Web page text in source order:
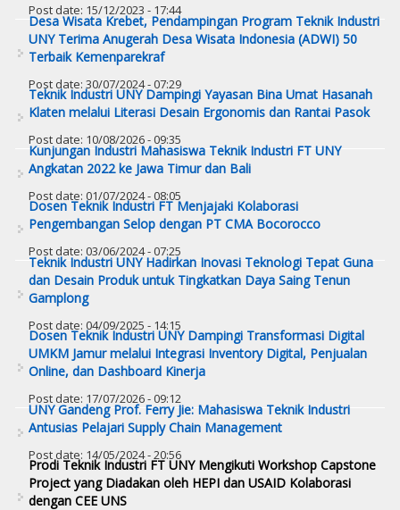
Post date: 15/12/2023 - 17:44
Desa Wisata Krebet, Pendampingan Program Teknik Industri
UNY Terima Anugerah Desa Wisata Indonesia (ADWI) 50
Terbaik Kemenparekraf
Post date: 30/07/2024 - 07:29
Teknik Industri UNY Dampingi Yayasan Bina Umat Hasanah
Klaten melalui Literasi Desain Ergonomis dan Rantai Pasok
Post date: 10/08/2026 - 09:35
Kunjungan Industri Mahasiswa Teknik Industri FT UNY
Angkatan 2022 ke Jawa Timur dan Bali
Post date: 01/07/2024 - 08:05
Dosen Teknik Industri FT Menjajaki Kolaborasi
Pengembangan Selop dengan PT CMA Bocorocco
Post date: 03/06/2024 - 07:25
Teknik Industri UNY Hadirkan Inovasi Teknologi Tepat Guna
dan Desain Produk untuk Tingkatkan Daya Saing Tenun
Gamplong
Post date: 04/09/2025 - 14:15
Dosen Teknik Industri UNY Dampingi Transformasi Digital
UMKM Jamur melalui Integrasi Inventory Digital, Penjualan
Online, dan Dashboard Kinerja
Post date: 17/07/2026 - 09:12
UNY Gandeng Prof. Ferry Jie: Mahasiswa Teknik Industri
Antusias Pelajari Supply Chain Management
Post date: 14/05/2024 - 20:56
Prodi Teknik Industri FT UNY Mengikuti Workshop Capstone
Project yang Diadakan oleh HEPI dan USAID Kolaborasi
dengan CEE UNS